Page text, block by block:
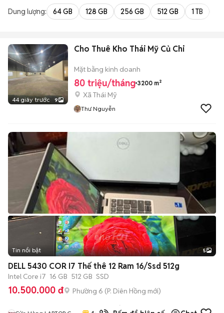
Dung lượng: 64 GB 128 GB 256 GB 512 GB 1 TB
44 giây trước 9
Cho Thuê Kho Thái Mỹ Củ Chi
Mặt bằng kinh doanh
80 triệu/tháng 3200 m²
Xã Thái Mỹ
Thư Nguyễn
Tin nổi bật 5
DELL 5430 COR I7 Thế thê 12 Ram 16/Ssd 512g
Intel Core i7 16 GB 512 GB SSD
10.500.000 đ Phường 6 (P. Diên Hồng mới)
46
đã